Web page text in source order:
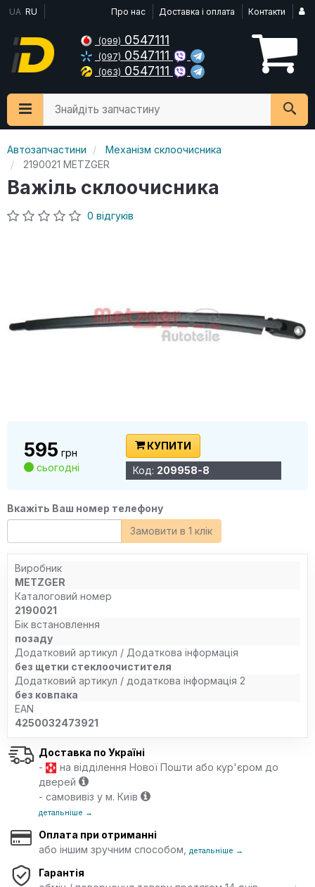
UA RU Про нас Доставка і оплата Контакти
(099) 0547111
(097) 0547111
(063) 0547111
Знайдіть запчастину
Автозапчастини
Механізм склоочисника
2190021 METZGER
Важіль склоочисника
0 відгуків
595 грн
сьогодні
КУПИТИ
Код: 209958-8
Вкажіть Ваш номер телефону
Замовити в 1 клік
Виробник
METZGER
Каталоговий номер
2190021
Бік встановлення
позаду
Додатковий артикул / Додаткова інформація
без щетки стеклоочистителя
Додатковий артикул / додаткова інформація 2
без ковпака
EAN
4250032473921
Доставка по Україні
-
на відділення Нової Пошти або кур'єром до
дверей
- самовивіз у м. Київ
детальніше →
Оплата при отриманні
або іншим зручним способом,
детальніше →
Гарантія